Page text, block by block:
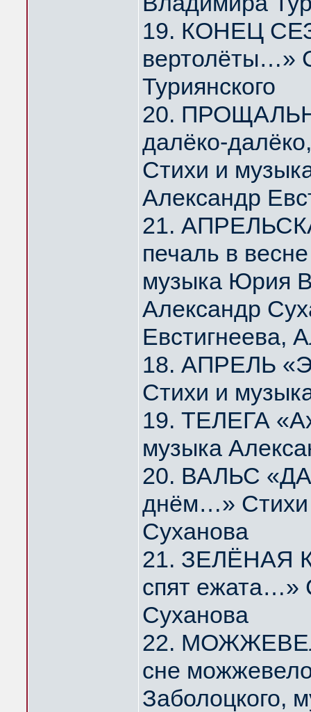
19. КОНЕЦ
вертолёты…»
Туриянского
20.
далёко-
Стихи и
Александр
21.
печаль в
музыка Юрия
Александр
Евстигнеева,
18. АПРЕЛЬ
Стихи и
19. ТЕЛЕГА
музыка
20. ВАЛЬС «ДА
днём…» Стихи
Суханова
21. ЗЕЛЁНАЯ
спят ежата…»
Суханова
22.
сне
Заболоцкого,